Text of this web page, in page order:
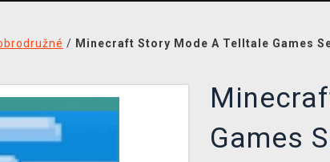
/ Minecraft Story Mode A Telltale Games
Games